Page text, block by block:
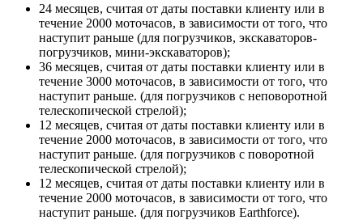
24 месяцев, считая от даты поставки клиенту или в
течение 2000 моточасов, в зависимости от того, что
наступит раньше (для погрузчиков, экскаваторов-
погрузчиков, мини-экскаваторов);
36 месяцев, считая от даты поставки клиенту или в
течение 3000 моточасов, в зависимости от того, что
наступит раньше. (для погрузчиков с неповоротной
телескопической стрелой);
12 месяцев, считая от даты поставки клиенту или в
течение 2000 моточасов, в зависимости от того, что
наступит раньше. (для погрузчиков с поворотной
телескопической стрелой);
12 месяцев, считая от даты поставки клиенту или в
течение 2000 моточасов, в зависимости от того, что
наступит раньше. (для погрузчиков Earthforce).